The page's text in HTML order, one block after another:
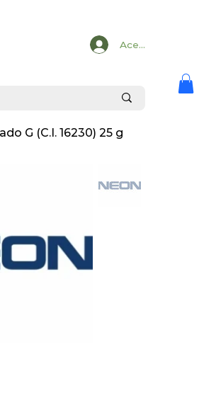
Acesse
G (C.I. 16230) 25 g